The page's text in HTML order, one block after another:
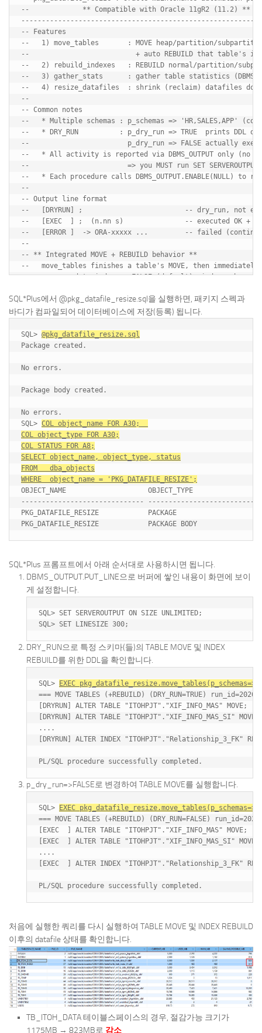
--             ** Compatible with Oracle 11gR2 (11.2) **
-- Features
--   1) move_tables       : MOVE heap/partition/
--                          + auto REBUILD that table's
--   2) rebuild_indexes   : REBUILD normal/partition/
--   3) gather_stats      : gather table statistics
--   4) resize_datafiles  : shrink (reclaim) datafiles down
--
-- Common notes
--   * Multiple schemas : p_schemas => 'HR,SALES,APP'
--   * DRY_RUN          : p_dry_run => TRUE  prints DDL
--                        p_dry_run => FALSE actually
--   * All activity is reported via DBMS_OUTPUT only (no
--                        => you MUST run SET SERVEROUTPUT
--   * Each procedure calls DBMS_OUTPUT.ENABLE(NULL) to
--
-- Output line format
--   [DRYRUN]
;                         -- dry_run, not
--   [EXEC  ]
;  (n.nn s)               -- executed OK +
--   [ERROR ]
-> ORA-xxxxx ...         -- failed (continues to next object)
--
-- ** Integrated MOVE + REBUILD behavior **
--   move_tables finishes a table's MOVE, then immediately REBUILDs that table's indexes.
--     - p_update_indexes=>FALSE (default): indexes become UNUSABLE on MOVE
--                                          -> rebuilt right after (once per table,
--                                             avoiding repeated global-index rebuilds)
--     - p_update_indexes=>TRUE           : MOVE keeps indexes via UPDATE INDEXES
--                                          -> REBUILD step is auto-skipped (not needed)
--     - DRY_RUN : MOVE is not executed, so indexes are still USABLE; the REBUILD
--                 step is printed as a "full preview". Real runs target UNUSABLE only.
--
-- ** 11gR2 compatibility notes **
--   * On 11g, table MOVE is always "offline" (table is locked).
--     - 11g does NOT support heap MOVE ONLINE (12.1+) or partition MOVE ONLINE (12.2+).
--     - Therefore move_tables never generates an ONLINE clause for MOVE.
--   * Index REBUILD ONLINE is supported on 11g EE, but BITMAP indexes cannot be
--     rebuilt ONLINE (ORA-08108).
--     - For BITMAP-type indexes the ONLINE clause is dropped automatically (offline rebuild).
--   * ONLINE REBUILD is an Enterprise Edition feature. On SE use p_online(_rebuild)=>FALSE (default).
--   * Run as SYSDBA or an account with sufficient privileges.
--
-- Recommended order
--   move_tables (integrated MOVE+REBUILD) -> gather_stats -> resize_datafiles
--------------------------------------------------------------------------------


--==============================================================================
-- [1] Package specification
--==============================================================================
CREATE OR REPLACE PACKAGE pkg_datafile_resize AS

  g_run_id VARCHAR2(30);

  -- Must be public (declared in the spec) because it is referenced inside SQL
  -- statements: TABLE(csv_to_list(...)). A body-only function raises PLS-00231.
  FUNCTION csv_to_list (p_csv IN VARCHAR2) RETURN SYS.ODCIVARCHAR2LIST;

  -- MOVE tables (normal/partition/subpartition) + REBUILD that table's indexes after MOVE
  PROCEDURE move_tables (
    p_schemas         IN VARCHAR2,                 -- 'HR,SALES'
    p_dry_run         IN BOOLEAN  DEFAULT TRUE,
    p_update_indexes  IN BOOLEAN  DEFAULT FALSE,   -- TRUE = UPDATE INDEXES on MOVE (REBUILD step skipped)
    p_tab_tablespace  IN VARCHAR2 DEFAULT NULL,    -- target TS for the table (NULL = keep current)
    p_table_like      IN VARCHAR2 DEFAULT NULL,    -- e.g. 'T\_%' (name filter)
    p_rebuild_indexes IN BOOLEAN  DEFAULT TRUE,    -- whether to REBUILD indexes after MOVE
    p_online_rebuild  IN BOOLEAN  DEFAULT FALSE,   -- ONLINE rebuild (EE only, excludes BITMAP)
    p_idx_tablespace  IN VARCHAR2 DEFAULT NULL     -- target TS for rebuilt indexes (NULL = keep current)
  );

  -- Standalone index REBUILD (normal/partition/subpartition)
  --   Even with p_online=>TRUE, BITMAP-type indexes are rebuilt offline (11g/all-version limit)
  PROCEDURE rebuild_indexes (
    p_schemas       IN VARCHAR2,
    p_dry_run       IN BOOLEAN  DEFAULT TRUE,
    p_online        IN BOOLEAN  DEFAULT FALSE,  -- offline by default. ONLINE is EE only (p_online=>TRUE)
    p_only_unusable IN BOOLEAN  DEFAULT FALSE,  -- TRUE = only UNUSABLE indexes
    p_idx_tablespace IN VARCHAR2 DEFAULT NULL   -- target TS for rebuilt indexes (NULL = keep current)
  );

  -- Gather statistics
  PROCEDURE gather_stats (
    p_schemas    IN VARCHAR2,
    p_dry_run    IN BOOLEAN  DEFAULT TRUE,
    p_degree     IN NUMBER   DEFAULT NULL,    -- NULL = AUTO_DEGREE
    p_table_like IN VARCHAR2 DEFAULT NULL
  );

  -- Shrink (reclaim) datafiles via RESIZE
  PROCEDURE resize_datafiles (
    p_dry_run     IN BOOLEAN  DEFAULT TRUE,
    p_tablespaces IN VARCHAR2 DEFAULT NULL,   -- NULL = all TS, comma separated allowed
    p_margin_mb   IN NUMBER   DEFAULT 100,    -- free MB kept above HWM
    p_min_free_mb IN NUMBER   DEFAULT 50      -- only resize if savings >= this value
  );

END pkg_datafile_resize;
/

SHOW ERRORS PACKAGE pkg_datafile_resize


--==============================================================================
-- [2] Package body
--==============================================================================
CREATE OR REPLACE PACKAGE BODY pkg_datafile_resize AS

  ----------------------------------------------------------------------------
  -- Split a comma string into a collection (upper/trim). SYS.ODCIVARCHAR2LIST is OK on 11g
  ----------------------------------------------------------------------------
  FUNCTION csv_to_list (p_csv IN VARCHAR2) RETURN SYS.ODCIVARCHAR2LIST IS
    v_list SYS.ODCIVARCHAR2LIST := SYS.ODCIVARCHAR2LIST();
  BEGIN
    FOR r IN (
      SELECT TRIM(UPPER(REGEXP_SUBSTR(p_csv, '[^,]+', 1, LEVEL))) tok
      FROM dual
      CONNECT BY REGEXP_SUBSTR(p_csv, '[^,]+', 1, LEVEL) IS NOT NULL
    ) LOOP
      IF r.tok IS NOT NULL THEN
        v_list.EXTEND;
        v_list(v_list.COUNT) := r.tok;
      END IF;
    END LOOP;
    RETURN v_list;
  END csv_to_list;

  ----------------------------------------------------------------------------
  -- Execute DDL or print it (DRY_RUN). DBMS_OUTPUT only + CONTINUE on exception
  ----------------------------------------------------------------------------
  PROCEDURE log_and_exec (
    p_sql IN VARCHAR2, p_dry_run IN BOOLEAN
  ) IS
    v_start NUMBER := DBMS_UTILITY.GET_TIME;
  BEGIN
    IF p_dry_run THEN
      DBMS_OUTPUT.PUT_LINE('[DRYRUN] ' || p_sql || ';');
    ELSE
      EXECUTE IMMEDIATE p_sql;
      DBMS_OUTPUT.PUT_LINE('[EXEC  ] ' || p_sql || ';  (' ||
                           TO_CHAR((DBMS_UTILITY.GET_TIME - v_start) / 100, 'FM990.00') || ' s)');
    END IF;
  EXCEPTION
    WHEN OTHERS THEN
      DBMS_OUTPUT.PUT_LINE('[ERROR ] ' || p_sql || ' -> ' || SQLERRM);
  END log_and_exec;

  ----------------------------------------------------------------------------
  -- [internal helper] REBUILD all indexes of a single table (normal/partition/subpartition)
  --   * Assumption: index owner = table owner (typical). Indexes are found by table.
  --   * BITMAP-type cannot go ONLINE (ORA-08108) -> ONLINE is dropped automatically
  ----------------------------------------------------------------------------
  PROCEDURE rebuild_idx_for_table (
    p_tab_owner     IN VARCHAR2,
    p_tab_name      IN VARCHAR2,
    p_dry_run       IN BOOLEAN,
    p_online        IN BOOLEAN,
    p_only_unusable IN BOOLEAN,
    p_idx_tablespace IN VARCHAR2
  ) IS
    v_sql    VARCHAR2(4000);
    v_ts     VARCHAR2(200) := CASE WHEN p_idx_tablespace IS NOT NULL
                                   THEN ' TABLESPACE "' || UPPER(p_idx_tablespace) || '"' ELSE '' END;
    v_online VARCHAR2(10);
    v_subcnt NUMBER;
  BEGIN
    FOR i IN (
      SELECT owner, index_name, partitioned, status, index_type
      FROM
SQL*Plus에서 @pkg_datafile_resize.sql을 실행하면, 패키지 스펙과
바디가 컴파일되어 데이터베이스에 저장(등록) 됩니다.
SQL> @pkg_datafile_resize.sql
Package created.
No errors.
Package body created.
No errors.
SQL> COL object_name FOR A30;
COL object_type FOR A30;
COL STATUS FOR A8;
SELECT object_name, object_type, status
FROM   dba_objects
WHERE  object_name = 'PKG_DATAFILE_RESIZE';
OBJECT_NAME                    OBJECT_TYPE
------------------------------
PKG_DATAFILE_RESIZE            PACKAGE
SQL*Plus 프롬프트에서 아래 순서대로 사용하시면 됩니다.
DBMS_OUTPUT.PUT_LINE으로 버퍼에 쌓인 내용이 화면에 보이
게 설정합니다.
SQL> SET SERVEROUTPUT ON SIZE UNLIMITED;
DRY_RUN으로 특정 스키마(들)의 TABLE MOVE 및 INDEX
REBUILD를 위한 DDL을 확인합니다.
SQL>
EXEC
=== MOVE TABLES (+REBUILD) (DRY_RUN=TRUE)
[DRYRUN] ALTER TABLE "ITOHPJT"."XIF_INFO_MAS" MOVE;
[DRYRUN] ALTER TABLE "ITOHPJT"."XIF_INFO_MAS_SI" MOVE;
....
[DRYRUN] ALTER INDEX "ITOHPJT"."Relationship_3_FK"
p_dry_run=>FALSE로 변경하여 TABLE MOVE를 실행합니다.
SQL>
EXEC
=== MOVE TABLES (+REBUILD) (DRY_RUN=FALSE)
[EXEC  ] ALTER TABLE "ITOHPJT"."XIF_INFO_MAS" MOVE;
[EXEC  ] ALTER TABLE "ITOHPJT"."XIF_INFO_MAS_SI"
....
[EXEC  ] ALTER INDEX "ITOHPJT"."Relationship_3_FK"
처음에 실행한 쿼리를 다시 실행하여 TABLE MOVE 및 INDEX REBUILD
이후의 datafile 상태를 확인합니다.
TB_ITOH_DATA 테이블스페이스의 경우, 절감가능 크기가
1175MB → 823MB로 감소